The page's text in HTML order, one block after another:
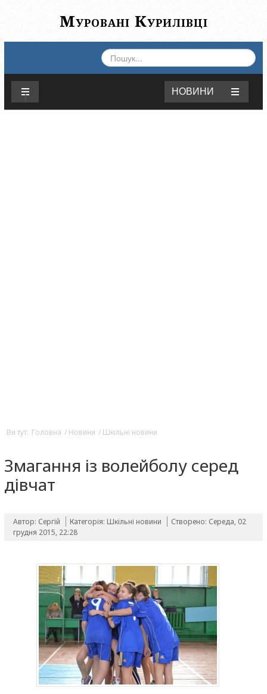
Муровані Курилівці
ПОШУК...
НОВИНИ
Ви тут: Головна / Новини / Шкільні новини
Змагання із волейболу серед
дівчат
Автор: Сергій Категорія: Шкільні новини
Створено: Середа, 02
грудня 2015, 22:28